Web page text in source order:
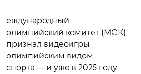
еждународный
олимпийский комитет (МОК)
признал видеоигры
олимпийским видом
спорта — и уже в 2025 году